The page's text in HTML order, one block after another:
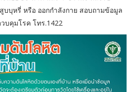
บุหรี่ หรือ ออกกำลังกาย สอบถามข้อมูล
บคุมโรค โทร.1422